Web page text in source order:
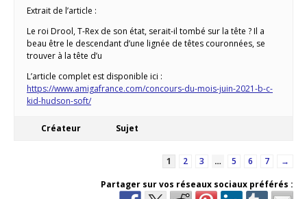
Extrait de l’article :
Le roi Drool, T-Rex de son état, serait-il tombé sur la tête ? Il a
beau être le descendant d’une lignée de têtes couronnées, se
trouver à la tête d’u
L’article complet est disponible ici :
https://www.amigafrance.com/concours-du-mois-juin-2021-b-c-
kid-hudson-soft/
Créateur Sujet
1 2 3 … 5 6 7
→
Partager sur vos réseaux sociaux préférés :